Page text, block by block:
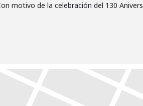
motivo de la celebración del 130